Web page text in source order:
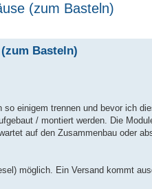
(zum Basteln)
Basteln)
einigem trennen und bevor ich
/ montiert werden. Die
auf den Zusammenbau oder
möglich. Ein Versand kommt